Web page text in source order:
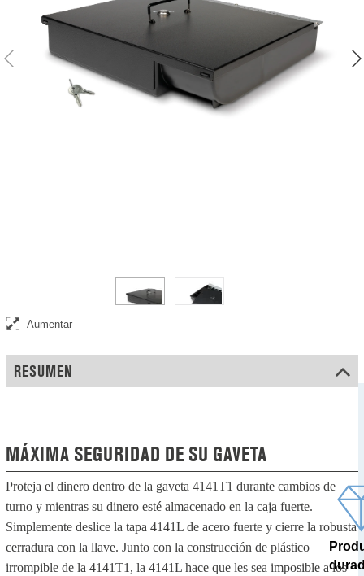
Completo con 2 juegos de llaves
Aumentar
RESUMEN
MÁXIMA SEGURIDAD DE SU GAVETA
Proteja el dinero dentro de la gaveta 4141T1 durante cambios de
turno y mientras su dinero esté almacenado en la caja fuerte.
Simplemente deslice la tapa 4141L de acero fuerte y cierre la robusta
cerradura con la llave. Junto con la construcción de plástico
irrompible de la 4141T1, la 4141L hace que les sea imposible a los